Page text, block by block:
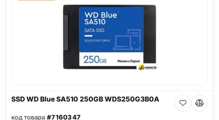
SSD WD Blue SA510 250GB WDS250G3B0A
код товара #7160347